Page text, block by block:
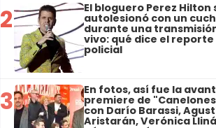
2 El bloguero Perez Hilton
autolesionó con un
durante una
vivo: qué dice el reporte
policial
3 En fotos, así fue la avant
premiere de
con Darío Barassi,
Aristarán, Verónica